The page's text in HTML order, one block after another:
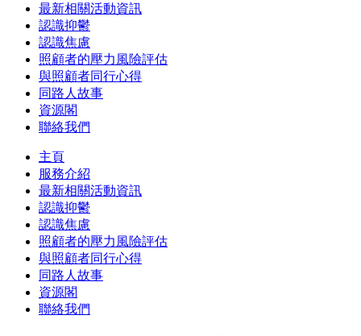
最新相關活動資訊
認識抑鬱
認識焦慮
照顧者的壓力風險評估
與照顧者同行心得
同路人故事
資源閣
聯絡我們
主頁
服務介紹
最新相關活動資訊
認識抑鬱
認識焦慮
照顧者的壓力風險評估
與照顧者同行心得
同路人故事
資源閣
聯絡我們